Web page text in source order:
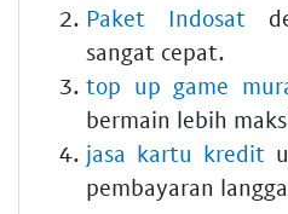
Paket Indosat
sangat cepat.
top up game
bermain lebih
jasa kartu kredit
pembayaran